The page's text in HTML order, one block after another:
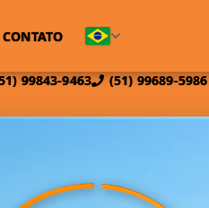
99843-9463 (51) 99689-5986
CONTATO